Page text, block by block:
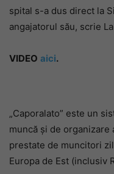
spital s-a dus direct la
angajatorul său, scrie
VIDEO aici.
„Caporalato” este un
muncă și de
prestate de muncitori
Europa de Est (inclusiv